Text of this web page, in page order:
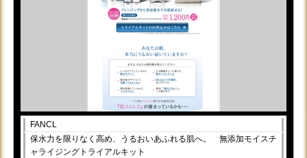
FANCL
保水力を限りなく高め、うるおいあふれる肌へ。 無添加モイスチ
ャライジングトライアルキット